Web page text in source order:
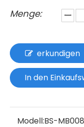
Menge:
erkundigen
In den
Modell:BS-MB008